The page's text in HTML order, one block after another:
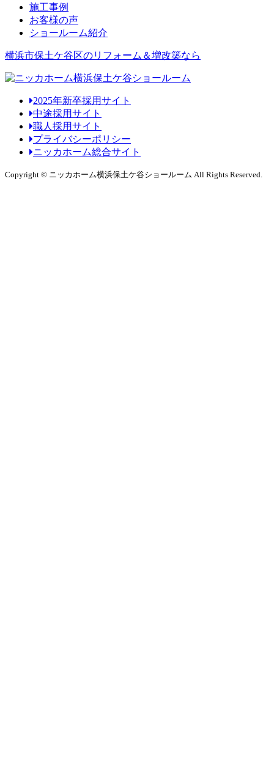
施工事例
お客様の声
ショールーム紹介
横浜市保土ケ谷区のリフォーム＆増改築なら
2025年新卒採用サイト
中途採用サイト
職人採用サイト
プライバシーポリシー
ニッカホーム総合サイト
Copyright © ニッカホーム横浜保土ケ谷ショールーム All Rights Reserved.